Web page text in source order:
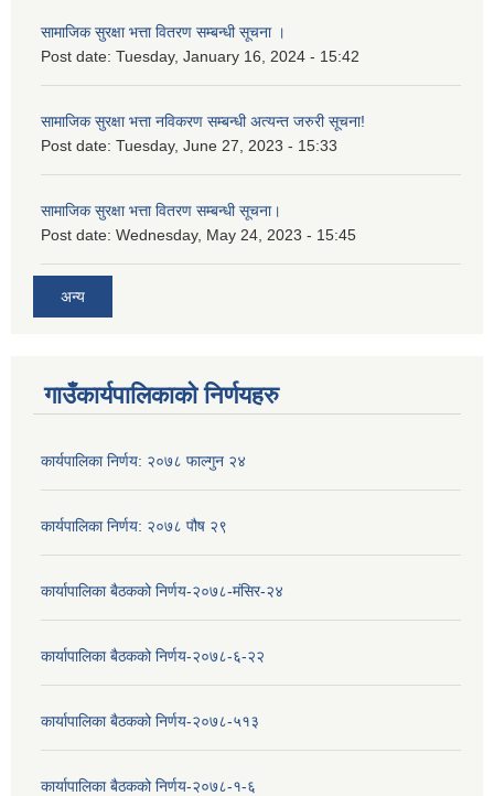
सामाजिक सुरक्षा भत्ता वितरण सम्बन्धी सूचना ।
Post date: Tuesday, January 16, 2024 - 15:42
सामाजिक सुरक्षा भत्ता नविकरण सम्बन्धी अत्यन्त जरुरी सूचना!
Post date: Tuesday, June 27, 2023 - 15:33
सामाजिक सुरक्षा भत्ता वितरण सम्बन्धी सूचना।
Post date: Wednesday, May 24, 2023 - 15:45
अन्य
गाउँकार्यपालिकाको निर्णयहरु
कार्यपालिका निर्णय: २०७८ फाल्गुन २४
कार्यपालिका निर्णय: २०७८ पौष २९
कार्यापालिका बैठकको निर्णय-२०७८-मंसिर-२४
कार्यापालिका बैठकको निर्णय-२०७८-६-२२
कार्यापालिका बैठकको निर्णय-२०७८-५१३
कार्यापालिका बैठकको निर्णय-२०७८-१-६